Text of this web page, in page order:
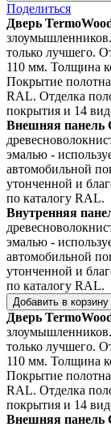
Поделиться
Дверь
только лучшего.
110 мм. Толщина
Покрытие
RAL. Отделка
покрытия и 14
Внешняя панель
эмалью -
автомобильной
утонченной и
по каталогу RAL.
Внутренняя
эмалью -
автомобильной
утонченной и
по каталогу RAL.
Добавить в корзину
Дверь
только лучшего.
110 мм. Толщина
Покрытие
RAL. Отделка
покрытия и 14
Внешняя панель